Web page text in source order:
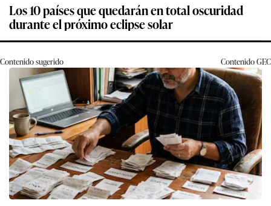
Los 10 países que quedarán en total oscuridad
durante el próximo eclipse solar
Contenido sugerido ContenidoGEC